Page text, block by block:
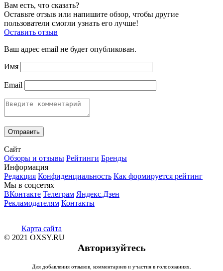
Вам есть, что сказать?
Оставьте отзыв или напишите обзор, чтобы другие
пользователи смогли узнать его лучше!
Оставить отзыв
Ваш адрес email не будет опубликован.
Имя
Email
Сайт
Обзоры и отзывы Рейтинги Бренды
Информация
Редакция Конфиденциальность Как формируется рейтинг
Мы в соцсетях
ВКонтакте Телеграм Яндекс.Дзен
Рекламодателям Контакты
Карта сайта
© 2021 OXSY.RU
Авторизуйтесь
Для добавления отзывов, комментариев и участия в голосованиях.